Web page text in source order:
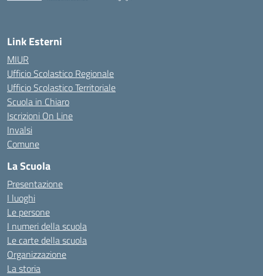
Link Esterni
MIUR
Ufficio Scolastico Regionale
Ufficio Scolastico Territoriale
Scuola in Chiaro
Iscrizioni On Line
Invalsi
Comune
La Scuola
Presentazione
I luoghi
Le persone
I numeri della scuola
Le carte della scuola
Organizzazione
La storia